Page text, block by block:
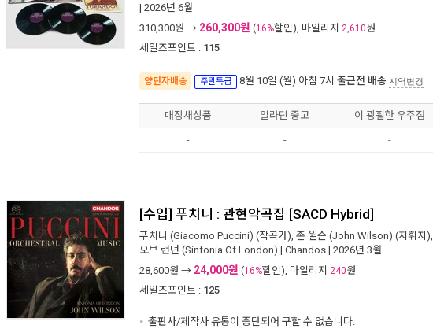
| 2026년 6월
310,300원 → 260,300원 (16%할인), 마일리지 2,610원
세일즈포인트 : 115
양탄자배송 주말특급 8월 10일 (월) 아침 7시 출근전 배송 지역변경
매장새상품 알라딘 중고 이 광활한 우주점
- - -
[수입] 푸치니 : 관현악곡집 [SACD Hybrid]
푸치니 (Giacomo Puccini) (작곡가), 존 윌슨 (John Wilson) (지휘자),
오브 런던 (Sinfonia Of London) | Chandos | 2026년 3월
28,600원 → 24,000원 (16%할인), 마일리지 240원
세일즈포인트 : 125
출판사/제작사 유통이 중단되어 구할 수 없습니다.